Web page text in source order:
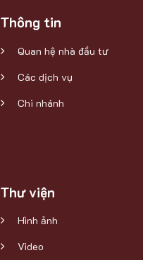
Thông tin
Quan hệ nhà đầu tư
Các dịch vụ
Chi nhánh
Thư viện
Hình ảnh
Video